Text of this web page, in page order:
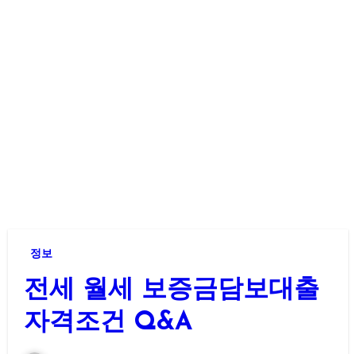
정보
전세 월세 보증금담보대출
자격조건 Q&A